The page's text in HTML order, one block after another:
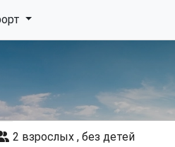
2 взрослых , без детей